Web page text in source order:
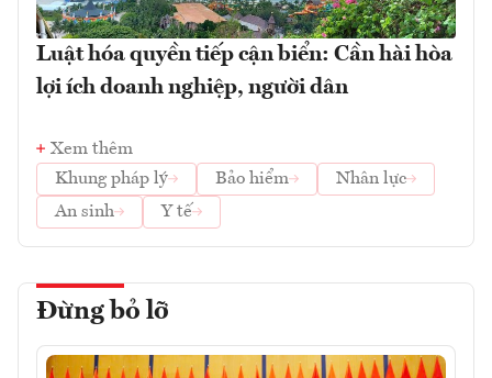
Luật hóa quyền tiếp cận biển: Cần hài hòa
lợi ích doanh nghiệp, người dân
Xem thêm
Khung pháp lý
Bảo hiểm
Nhân lực
An sinh
Y tế
Đừng bỏ lỡ